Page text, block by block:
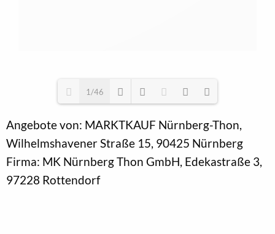
Loading PDF 11% ...
1/46
Angebote von: MARKTKAUF Nürnberg-Thon,
Wilhelmshavener Straße 15, 90425 Nürnberg
Firma: MK Nürnberg Thon GmbH, Edekastraße 3,
97228 Rottendorf